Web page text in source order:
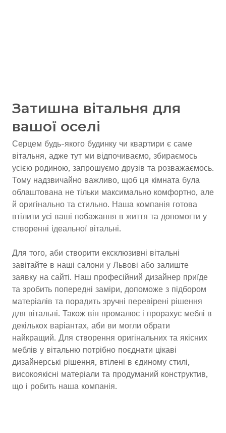
Затишна вітальня для
вашої оселі
Серцем будь-якого будинку чи квартири є саме
вітальня, адже тут ми відпочиваємо, збираємось
усією родиною, запрошуємо друзів та розважаємось.
Тому надзвичайно важливо, щоб ця кімната була
облаштована не тільки максимально комфортно, але
й оригінально та стильно. Наша компанія готова
втілити усі ваші побажання в життя та допомогти у
створенні ідеальної вітальні.
Для того, аби створити ексклюзивні вітальні
завітайте в наші салони у Львові або залиште
заявку на сайті. Наш професійний дизайнер приїде
та зробить попередні заміри, допоможе з підбором
матеріалів та порадить зручні перевірені рішення
для вітальні. Також він промалює і прорахує меблі в
декількох варіантах, аби ви могли обрати
найкращий. Для створення оригінальних та якісних
меблів у вітальню потрібно поєднати цікаві
дизайнерські рішення, втілені в єдиному стилі,
високоякісні матеріали та продуманий конструктив,
що і робить наша компанія.